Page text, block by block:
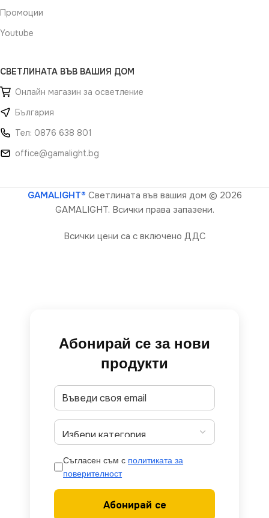
Промоции
Youtube
СВЕТЛИНАТА ВЪВ ВАШИЯ ДОМ
Онлайн магазин за осветление
България
Тел: 0876 638 801
office@gamalight.bg
GAMALIGHT® Светлината във вашия дом © 2026
GAMALIGHT. Всички права запазени.
Всички цени са с включено ДДС
Абонирай се за нови
продукти
Съгласен съм с политиката за
поверителност
Абонирай се